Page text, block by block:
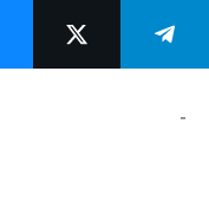
-